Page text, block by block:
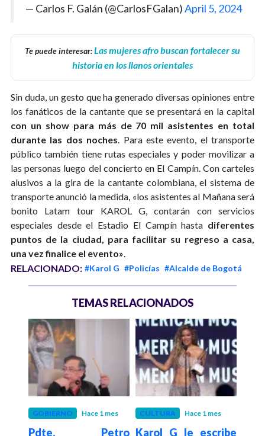
— Carlos F. Galán (@CarlosFGalan)April 5, 2024
Te puede interesar:Las mujeres afro buscan fortalecer su
historia en los llanos orientales
Sin duda, un gesto que ha generado diversas opiniones entre
los fanáticos de la cantante que se presentará en la capital
con un show para más de 70 mil asistentes en total
durante las dos noches . Para este evento, el transporte
público también tiene rutas especiales y poder movilizar a
las personas luego del concierto en El Campín. Con carteles
alusivos a la gira de la cantante colombiana, el sistema de
transporte anunció la medida, «los asistentes al Mañana será
bonito Latam tour KAROL G, contarán con servicios
especiales desde el Estadio El Campín hasta diferentes
puntos de la ciudad, para facilitar su regreso a casa,
una vez finalice el evento»
RELACIONADO: #Karol G #Policías #Alcalde de Bogotá
TEMAS RELACIONADOS
GOBIERNO Hace 1 mes
Pdte. Petro
CULTURA Hace 1 mes
Karol G le escribe